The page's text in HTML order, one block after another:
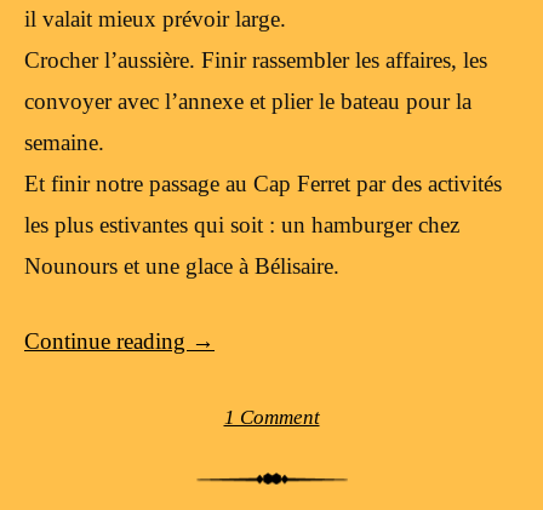
il valait mieux prévoir large.
Crocher l’aussière. Finir rassembler les affaires, les
convoyer avec l’annexe et plier le bateau pour la
semaine.
Et finir notre passage au Cap Ferret par des activités
les plus estivantes qui soit : un hamburger chez
Nounours et une glace à Bélisaire.
Continue reading →
1 Comment